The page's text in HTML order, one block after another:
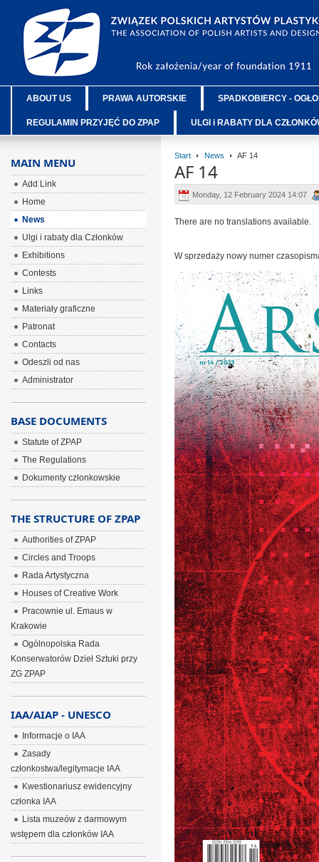
ABOUT US PRAWA AUTORSKIE SPADKOBIERCY -
REGULAMIN PRZYJĘĆ DO ZPAP ULGI i RABATY DLA
Start News AF 14
AF 14
Monday, 12 February 2024 14:07
There are no translations available.
W sprzedaży nowy numer
MAIN MENU
Add Link
Home
News
Ulgi i rabaty dla Członków
Exhibitions
Contests
Links
Materiały graficzne
Patronat
Contacts
Odeszli od nas
Administrator
BASE DOCUMENTS
Statute of ZPAP
The Regulations
Dokumenty członkowskie
THE STRUCTURE OF ZPAP
Authorities of ZPAP
Circles and Troops
Rada Artystyczna
Houses of Creative Work
Pracownie ul. Emaus w
Krakowie
Ogólnopolska Rada
Konserwatorów Dzieł Sztuki przy
ZG ZPAP
IAA/AIAP - UNESCO
Informacje o IAA
Zasady
członkostwa/legitymacje IAA
Kwestionariusz ewidencyjny
członka IAA
Lista muzeów z darmowym
wstępem dla członków IAA